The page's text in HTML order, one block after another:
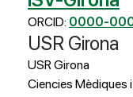
ORCID: 0000-
USR Girona
USR Girona
Ciencies Mèdiques